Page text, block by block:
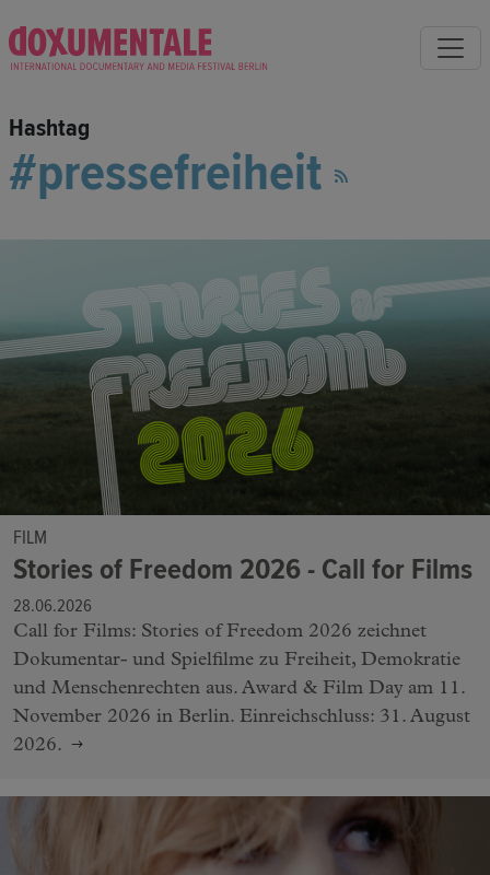
Hashtag
pressefreiheit
FILM
Stories of Freedom 2026 - Call for Films
28.06.2026
Call for Films: Stories of Freedom 2026 zeichnet
Dokumentar- und Spielfilme zu Freiheit, Demokratie
und Menschenrechten aus. Award & Film Day am 11.
November 2026 in Berlin. Einreichschluss: 31. August
2026.